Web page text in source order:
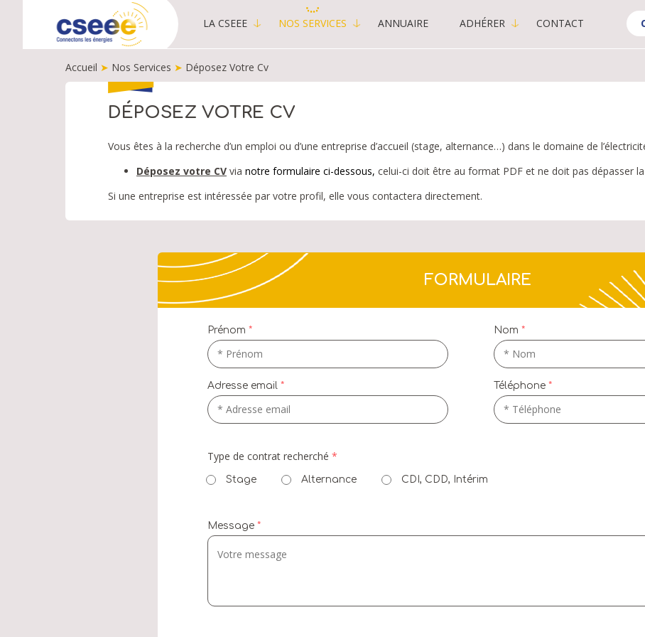
MENU
-
PUBLIC
LA CSEEE NOS SERVICES ANNUAIRE ADHÉRER CONTACT
-
FIL
D'ARIANE
Accueil ➤ Nos Services ➤ Déposez Votre Cv
DÉPOSEZ VOTRE CV
Vous êtes à la recherche d’un emploi ou d’une entreprise d’accueil (stage, alternance…) dans le domaine de
Déposez votre CV via notre formulaire ci-dessous, celui-ci doit être au format PDF et ne doit pas dépasser
Si une entreprise est intéressée par votre profil, elle vous contactera directement.
FORMULAIRE
Nom
Prénom
Téléphone
Adresse email
Type de contrat recherché
Stage Alternance CDI, CDD, Intérim
Message